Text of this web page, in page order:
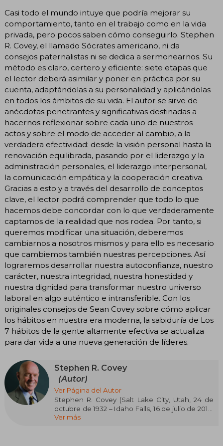
Casi todo el mundo intuye que podría mejorar su
comportamiento, tanto en el trabajo como en la vida
privada, pero pocos saben cómo conseguirlo. Stephen
R. Covey, el llamado Sócrates americano, ni da
consejos paternalistas ni se dedica a sermonearnos. Su
método es claro, certero y eficiente: siete etapas que
el lector deberá asimilar y poner en práctica por su
cuenta, adaptándolas a su personalidad y aplicándolas
en todos los ámbitos de su vida. El autor se sirve de
anécdotas penetrantes y significativas destinadas a
hacernos reflexionar sobre cada uno de nuestros
actos y sobre el modo de acceder al cambio, a la
verdadera efectividad: desde la visión personal hasta la
renovación equilibrada, pasando por el liderazgo y la
administración personales, el liderazgo interpersonal,
la comunicación empática y la cooperación creativa.
Gracias a esto y a través del desarrollo de conceptos
clave, el lector podrá comprender que todo lo que
hacemos debe concordar con lo que verdaderamente
captamos de la realidad que nos rodea. Por tanto, si
queremos modificar una situación, deberemos
cambiarnos a nosotros mismos y para ello es necesario
que cambiemos también nuestras percepciones. Así
lograremos desarrollar nuestra autoconfianza, nuestro
carácter, nuestra integridad, nuestra honestidad y
nuestra dignidad para transformar nuestro universo
laboral en algo auténtico e intransferible. Con los
originales consejos de Sean Covey sobre cómo aplicar
los hábitos en nuestra era moderna, la sabiduría de Los
7 hábitos de la gente altamente efectiva se actualiza
para dar vida a una nueva generación de líderes.
Stephen R. Covey
(Autor)
Ver Página del Autor
Stephen R. Covey (Salt Lake City, Utah, 24 de
octubre de 1932 – Idaho Falls, 16 de julio de 2012)
fue uno de los educadores, escritores y
Ver más